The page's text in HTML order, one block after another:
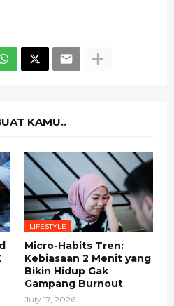
KAMU..
LIFESTYLE
Micro-Habits Tren:
Kebiasaan 2 Menit yang
Bikin Hidup Gak
Gampang Burnout
July 17, 2026